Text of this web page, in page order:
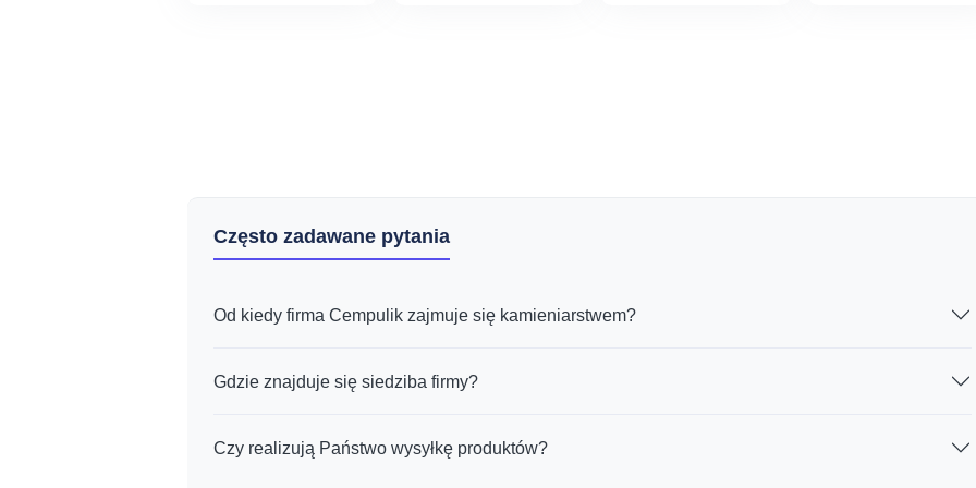
Często zadawane pytania
Od kiedy firma Cempulik zajmuje się kamieniarstwem?
Gdzie znajduje się siedziba firmy?
Czy realizują Państwo wysyłkę produktów?